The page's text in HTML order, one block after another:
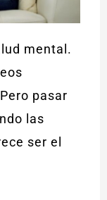
mental.
pasar
las
ser el